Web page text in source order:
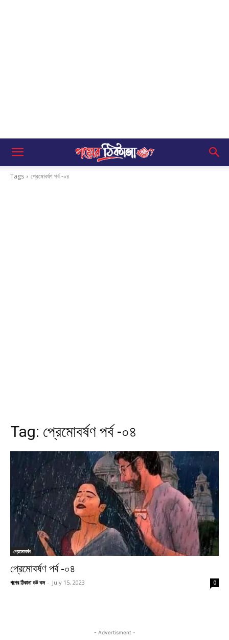
Tags প্রেমোবর্ষণ পর্ব -০৪
Tag: প্রেমোবর্ষণ পর্ব -০৪
প্রেমোবর্ষণ
প্রেমোবর্ষণ পর্ব -০৪
গল্পের ঠিকানা ডট কম - July 15, 2023 0
- Advertisment -